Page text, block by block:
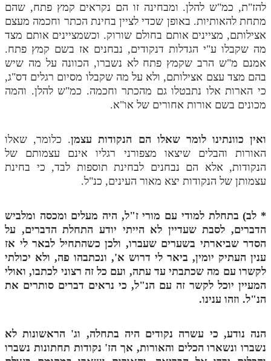
להז"ת, כמ"ש להלן. ומבחינה זו הם נקראים קמץ פתח, שהם
מתחת להאותיות. באופן שכדי לציין בחינת הכתר וחכמה מעצם
אצילותם, מציינים אותם בחולם שורוק. וכשמציינים אותם מצד
מה שקבלו ע"י הגדלות דנקודים, נבחנים אז בשם קמץ פתח.
אמנם מ"ש הרב שקמץ פתח לא נשברו, הכוונה על מה שיש
בהם מצד עצם אצילותם, ולא על מה שקבלו מסיום רגלים דס"ג,
כי הארות אלו נתבטלו גם מהכתר וחכמה. כמ"ש להלן. והמה
מכונים בשם אורות אחורים של או"א.
ואין כוונתינו לומר שאלו הם הנקודות עצמן. כלומר, שאלו
האורות והבלים שיצאו מצפורני רגליו אינם עצמותם של
הנקודות, אלא הם נבחנים לבחינת תוספות לבד, כי בחינת
עצמותן של הנקודות יצא מאור העינים, כנ"ל.
* לב) בתחלת למודי עם מורי ז"ל, היה מעלים ומכסה ומלביש
הדברים, לסבת שעדיין לא הייתי יודע התחלת הדברים, על
הסדר שביארתי בשערים שעברו, ולכן כשהתחיל לבאר לי אז
ענין העתיק יומין, ביאר לי דרוש א', ונכתבהו פה, ולא יכולתי
לקשרו עם מה שכתבתי עד עתה, ועם כל זה רצוני לכתבו, ואולי
המעיין יוכל לקשר זה עם הנ"ל, כי נראים דברים סותרים את
הנ"ל. וזהו ענינו.
הנה נודע, כי עשרה נקודים היה בתחלה, וג' הראשונות לא
נשברו ונשארו הכלים והאורות, אך הז' נקודות תחתונות נשברו